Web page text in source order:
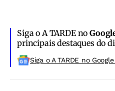
Siga o A TARDE no
principais destaques do
Siga o A TARDE no